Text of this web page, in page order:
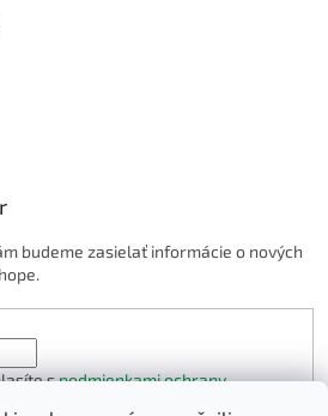
budeme zasielať informácie o nových
spodmienkami ochrany